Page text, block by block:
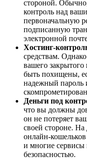
стороной.
контроль над
первоначальную
подписанную
электронной
Хостинг-
средствам.
вашего
быть похищены,
надежный пароль
Деньги под
что вы должны
он не потеряет
своей стороне.
онлайн-
и многие
безопасностью.